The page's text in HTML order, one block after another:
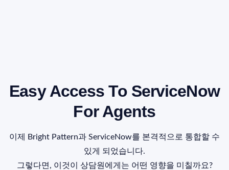
Easy Access To ServiceNow
For Agents
이제 Bright Pattern과 ServiceNow를 본격적으로 통합할 수
있게 되었습니다.
그렇다면, 이것이
상담원에게는 어떤 영향을 미칠까요?